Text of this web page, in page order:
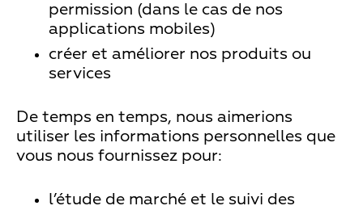
permission (dans le cas de nos
applications mobiles)
créer et améliorer nos produits ou
services
De temps en temps, nous aimerions
utiliser les informations personnelles que
vous nous fournissez pour:
l’étude de marché et le suivi des